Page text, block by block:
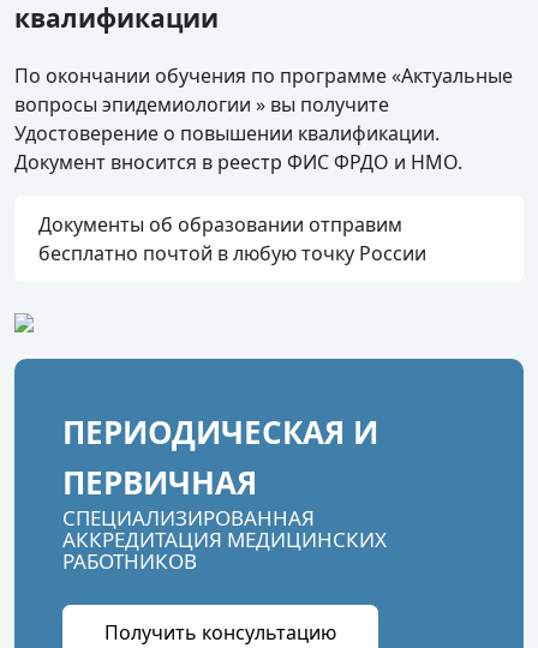
квалификации
По окончании обучения по программе «Актуальные
вопросы эпидемиологии » вы получите
Удостоверение о повышении квалификации.
Документ вносится в реестр ФИС ФРДО и НМО.
Документы об образовании отправим
бесплатно почтой в любую точку России
ПЕРИОДИЧЕСКАЯ И
ПЕРВИЧНАЯ
СПЕЦИАЛИЗИРОВАННАЯ
АККРЕДИТАЦИЯ МЕДИЦИНСКИХ
РАБОТНИКОВ
Получить консультацию